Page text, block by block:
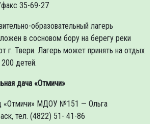
факс 35-69-27
образовательный ла­герь
в сосновом бору на берегу реки
г. Твери. Лагерь может принять на отдых
детей.
дача «Отмичи»
«Отмичи» МДОУ №151 — Ольга
тел. (4822) 51- 41-86